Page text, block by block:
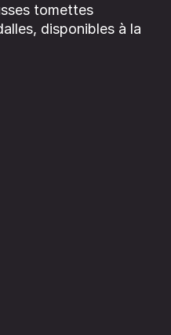
tomettes
disponibles à la